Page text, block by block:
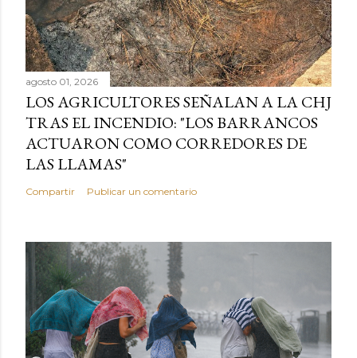
agosto 01, 2026
LOS AGRICULTORES SEÑALAN A LA CHJ
TRAS EL INCENDIO: "LOS BARRANCOS
ACTUARON COMO CORREDORES DE
LAS LLAMAS"
Compartir Publicar un comentario